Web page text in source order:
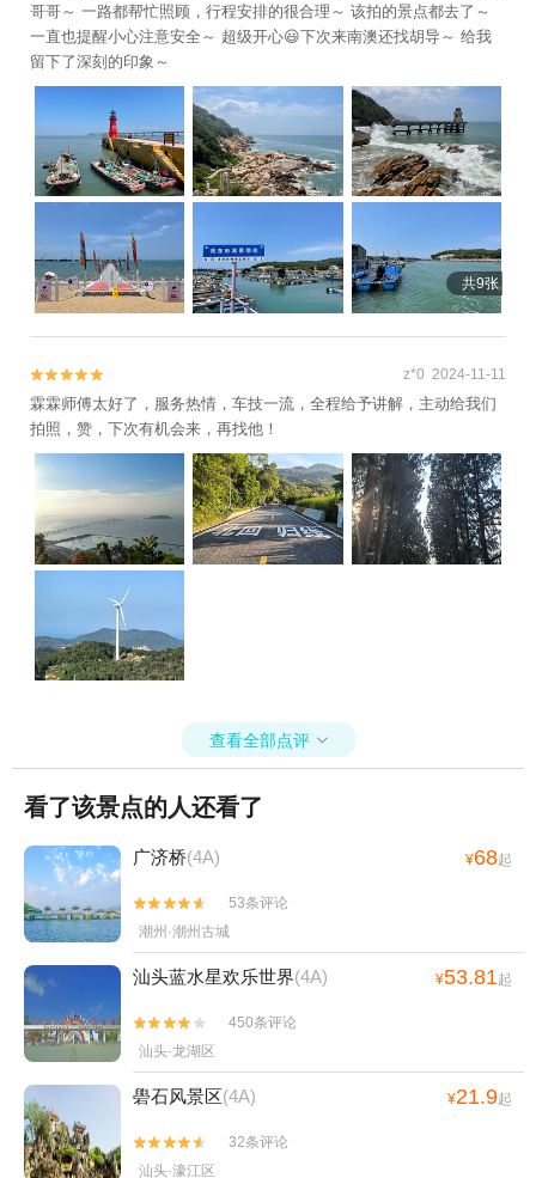
哥哥～ 一路都帮忙照顾，行程安排的很合理～ 该拍的景点都去了～
一直也提醒小心注意安全～ 超级开心😃下次来南澳还找胡导～ 给我
留下了深刻的印象～
共9张

 z*0 2024-11-11
霖霖师傅太好了，服务热情，车技一流，全程给予讲解，主动给我们
拍照，赞，下次有机会来，再找他！
查看全部点评 
看了该景点的人还看了
广济桥(4A) ¥68起


53条评论
潮州·潮州古城
汕头蓝水星欢乐世界(4A) ¥53.81起


450条评论
汕头·龙湖区
礐石风景区(4A) ¥21.9起


32条评论
汕头·濠江区